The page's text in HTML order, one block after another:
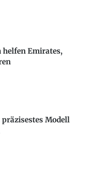
Emirates,
Modell